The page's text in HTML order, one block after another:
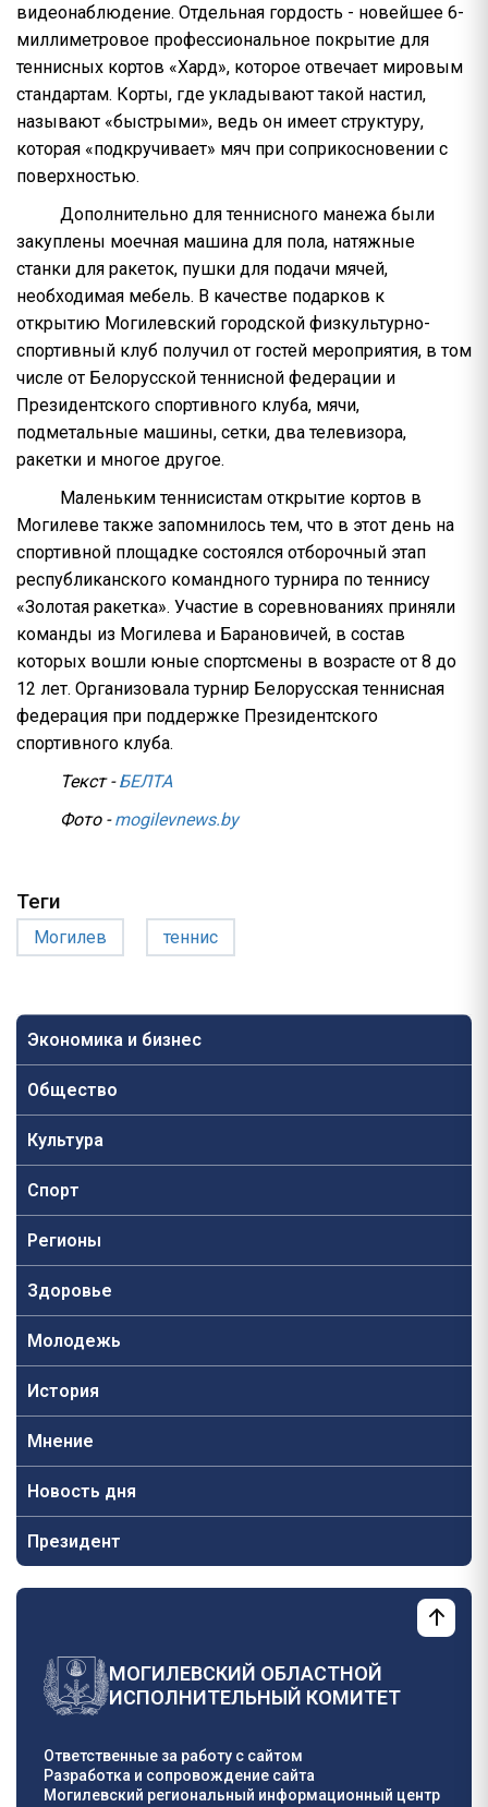
Экономика и бизнес
Общество
Культура
Спорт
Регионы
Здоровье
Молодежь
История
Мнение
Новость дня
Президент
видеонаблюдение. Отдельная гордость - новейшее 6-
миллиметровое профессиональное покрытие для
теннисных кортов «Хард», которое отвечает мировым
стандартам. Корты, где укладывают такой настил,
называют «быстрыми», ведь он имеет структуру,
которая «подкручивает» мяч при соприкосновении с
поверхностью.
Дополнительно для теннисного манежа были
закуплены моечная машина для пола, натяжные
станки для ракеток, пушки для подачи мячей,
необходимая мебель. В качестве подарков к
открытию Могилевский городской физкультурно-
спортивный клуб получил от гостей мероприятия, в том
числе от Белорусской теннисной федерации и
Президентского спортивного клуба, мячи,
подметальные машины, сетки, два телевизора,
ракетки и многое другое.
Маленьким теннисистам открытие кортов в
Могилеве также запомнилось тем, что в этот день на
спортивной площадке состоялся отборочный этап
республиканского командного турнира по теннису
«Золотая ракетка». Участие в соревнованиях приняли
команды из Могилева и Барановичей, в состав
которых вошли юные спортсмены в возрасте от 8 до
12 лет. Организовала турнир Белорусская теннисная
федерация при поддержке Президентского
спортивного клуба.
Текст -БЕЛТА
Фото -mogilevnews.by
Теги
Могилев теннис
МОГИЛЕВСКИЙ ОБЛАСТНОЙ
ИСПОЛНИТЕЛЬНЫЙ КОМИТЕТ
Ответственные за работу с сайтом
Разработка и сопровождение сайта
Могилевский региональный информационный центр